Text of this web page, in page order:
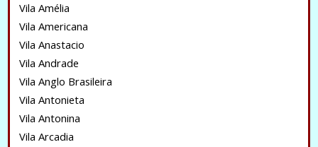
Vila Amélia
Vila Americana
Vila Anastacio
Vila Andrade
Vila Anglo Brasileira
Vila Antonieta
Vila Antonina
Vila Arcadia